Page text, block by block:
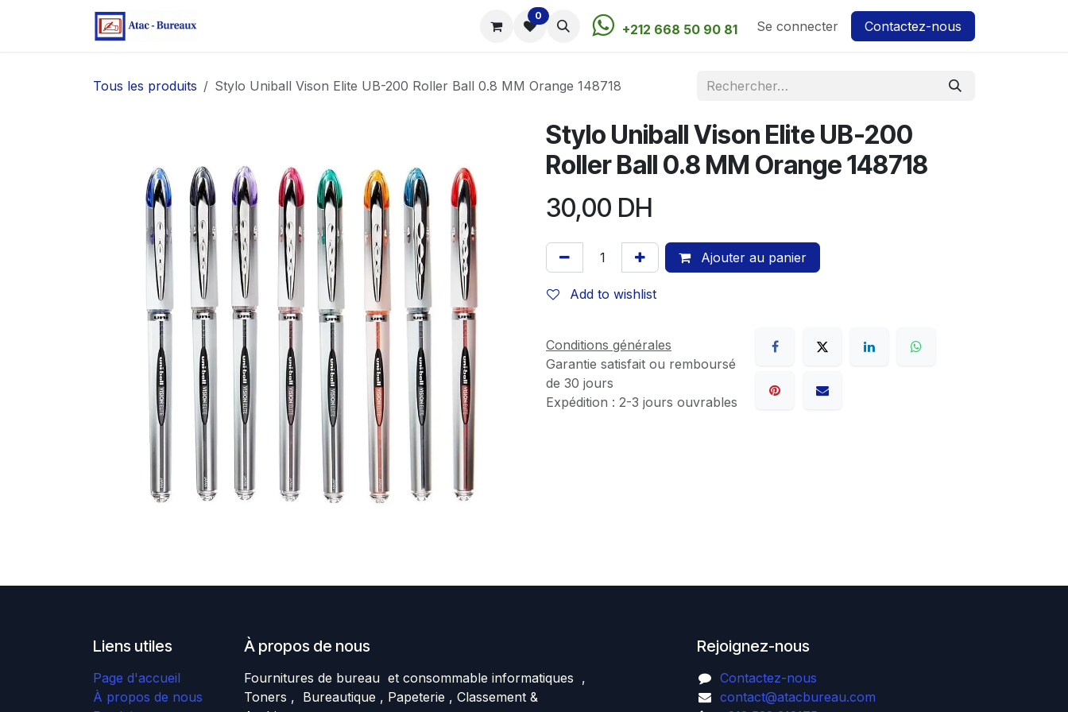
Se rendre au contenu
Rendez-vous Contactez-nous
0
+212 668 50 90 81 Se connecter Contactez-nous
Tous les produits Stylo Uniball Vison Elite UB-200 Roller Ball 0.8 MM Orange 148718
Stylo Uniball Vison Elite UB-200
Roller Ball 0.8 MM Orange 148718
30,00 DH
Ajouter au panier
Add to wishlist
Conditions générales
Garantie satisfait ou remboursé
de 30 jours
Expédition : 2-3 jours ouvrables
Liens utiles
Page d'accueil
À propos de nous
À propos de nous
Fournitures de bureau et consommable informatiques ,
Toners , Bureautique , Papeterie , Classement &
Rejoignez-nous
Contactez-nous
contact@atacbureau.com